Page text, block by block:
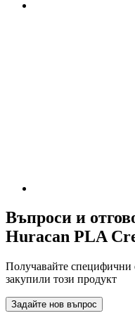
Въпроси и
Huracan PLA
Получавайте специфични
закупили този продукт
Задайте нов въпрос